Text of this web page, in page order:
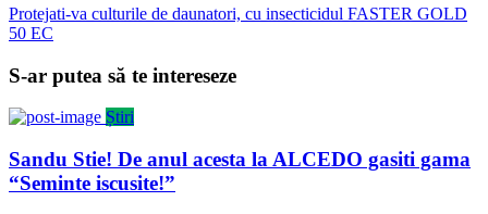
Protejati-va culturile de daunatori, cu insecticidul FASTER GOLD
50 EC
S-ar putea să te intereseze
Știri
Sandu Stie! De anul acesta la ALCEDO gasiti gama
“Seminte iscusite!”